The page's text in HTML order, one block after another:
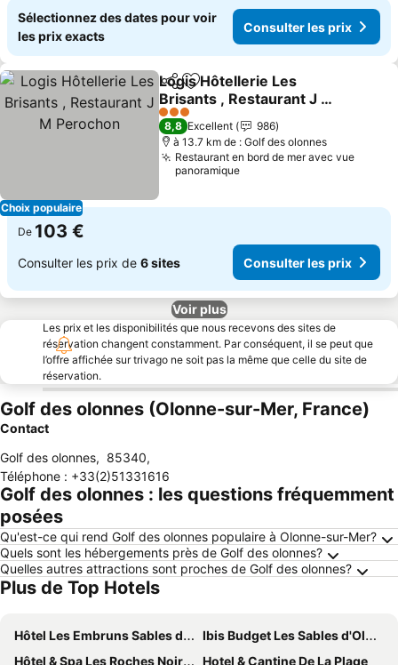
Sélectionnez des dates pour voir
les prix exacts
Consulter les prix
Choix populaire
PartagerAjouter à mes favoris
Logis Hôtellerie Les
Brisants , Restaurant J M
Perochon
3 Étoiles
8,8 Excellent
986
à 13.7 km de : Golf des olonnes
Restaurant en bord de mer avec vue
panoramique
De 103 €
Consulter les prix de 6 sites Consulter les prix
Voir plus
Les prix et les disponibilités que nous recevons des sites de
réservation changent constamment. Par conséquent, il se peut que
l’offre affichée sur trivago ne soit pas la même que celle du site de
réservation.
Golf des olonnes (Olonne-sur-Mer, France)
Contact
Golf des olonnes, 85340,
Téléphone : +33(2)51331616
Golf des olonnes : les questions fréquemment
posées
Qu'est-ce qui rend Golf des olonnes populaire à Olonne-sur-Mer?
Quels sont les hébergements près de Golf des olonnes?
Quelles autres attractions sont proches de Golf des olonnes?
Plus de Top Hotels
Hôtel Les Embruns Sables d'Olonne
Ibis Budget Les Sables d'Olonne
Hôtel & Spa Les Roches Noires
Hotel & Cantine De La Plage